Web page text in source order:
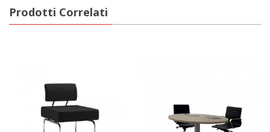
Prodotti Correlati